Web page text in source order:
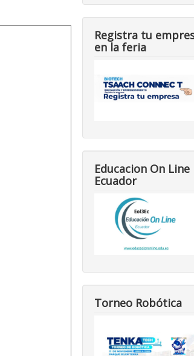
Registra tu
en la feria
Educacion On Line
Ecuador
Torneo Robótica